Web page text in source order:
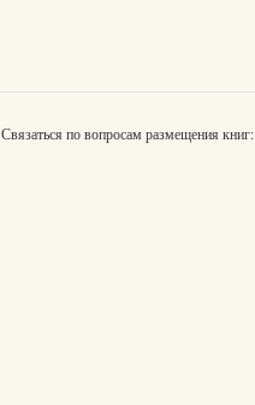
Связаться по вопросам размещения книг: